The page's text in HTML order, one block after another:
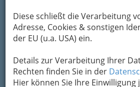
Diese schließt die Verarbeitung
Adresse, Cookies & sonstigen
der EU (u.a. USA) ein.
Details zur Verarbeitung Ihrer
Rechten finden Sie in der
Hier können Sie Ihre Einwilligung
September/Oktober
Dienstag, 10.00 - 10.30 Uhr
15.9., 22.9., 29.9., 6.10.,
6 Einheiten - 150 Euro incl.
Kursort: Bad zur Sonne
Wann